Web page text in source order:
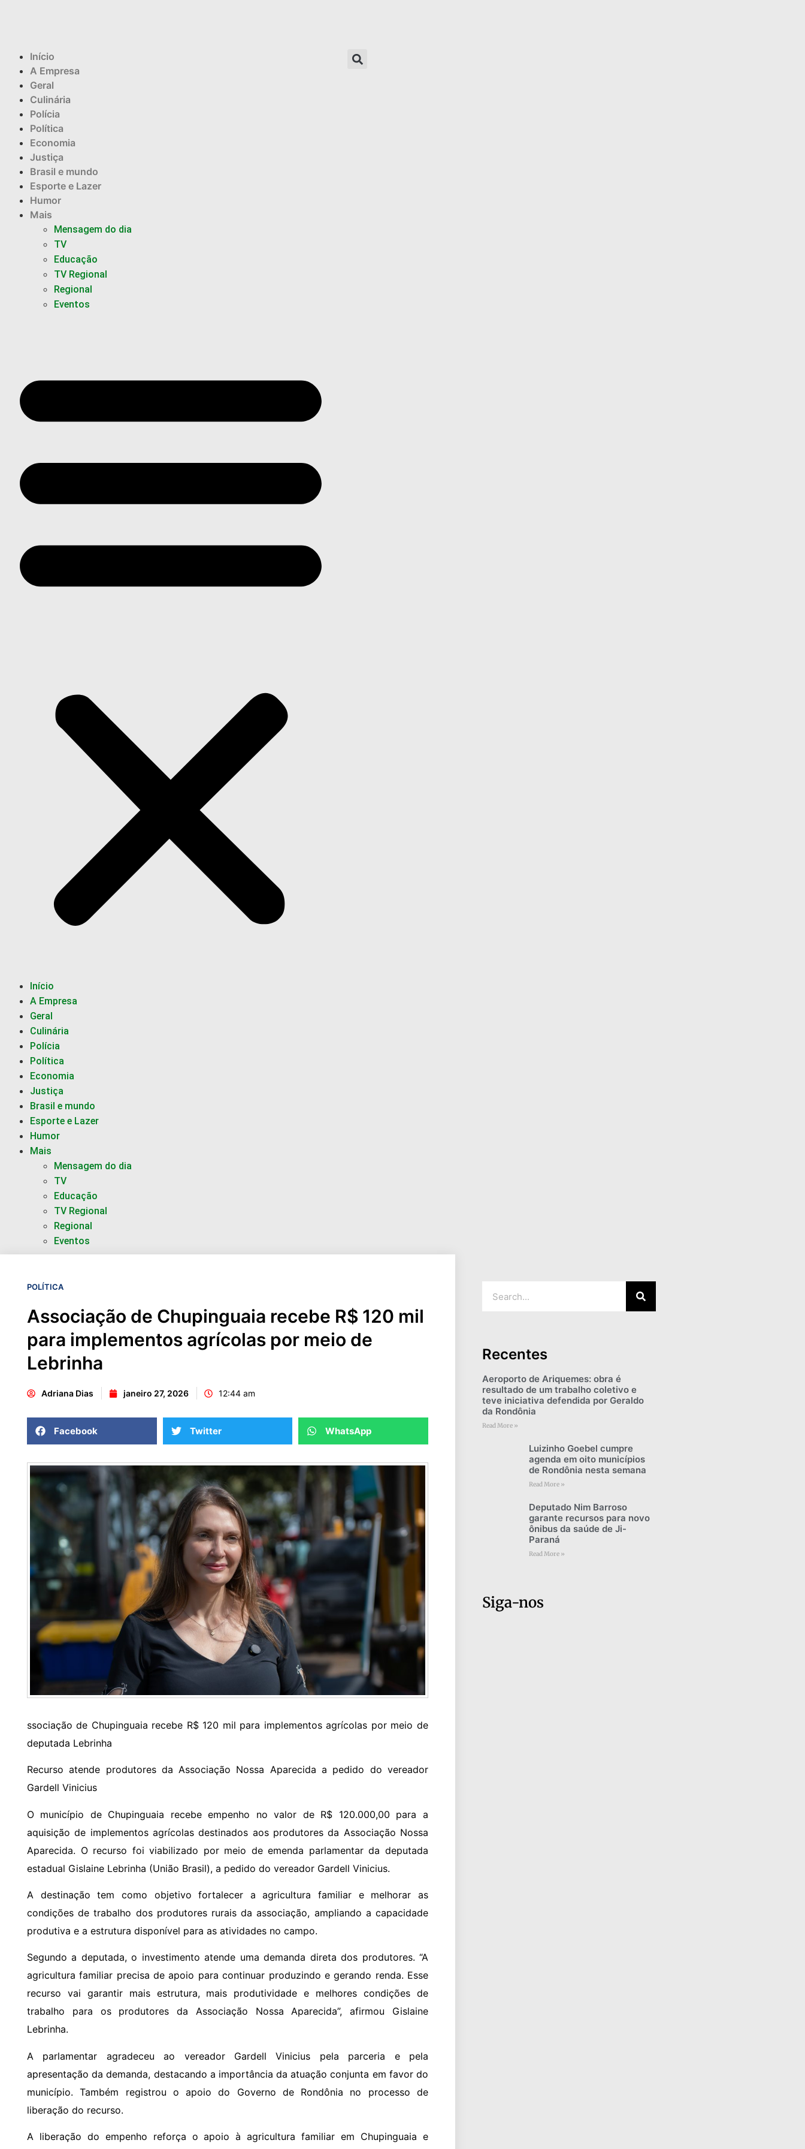
Início
A Empresa
Geral
Culinária
Polícia
Política
Economia
Justiça
Brasil e mundo
Esporte e Lazer
Humor
Mais
Mensagem do dia
TV
Educação
TV Regional
Regional
Eventos
Início
A Empresa
Geral
Culinária
Polícia
Política
Economia
Justiça
Brasil e mundo
Esporte e Lazer
Humor
Mais
Mensagem do dia
TV
Educação
TV Regional
Regional
Eventos
POLÍTICA
Associação de Chupinguaia recebe R$ 120 mil
para implementos agrícolas por meio de
Lebrinha
Adriana Dias janeiro 27, 2026 12:44 am
Facebook Twitter WhatsApp
ssociação de Chupinguaia recebe R$ 120 mil para implementos agrícolas por meio de
deputada Lebrinha
Recurso atende produtores da Associação Nossa Aparecida a pedido do vereador
Gardell Vinicius
O município de Chupinguaia recebe empenho no valor de R$ 120.000,00 para a
aquisição de implementos agrícolas destinados aos produtores da Associação Nossa
Aparecida. O recurso foi viabilizado por meio de emenda parlamentar da deputada
estadual Gislaine Lebrinha (União Brasil), a pedido do vereador Gardell Vinicius.
A destinação tem como objetivo fortalecer a agricultura familiar e melhorar as
condições de trabalho dos produtores rurais da associação, ampliando a capacidade
produtiva e a estrutura disponível para as atividades no campo.
Segundo a deputada, o investimento atende uma demanda direta dos produtores. “A
agricultura familiar precisa de apoio para continuar produzindo e gerando renda. Esse
recurso vai garantir mais estrutura, mais produtividade e melhores condições de
trabalho para os produtores da Associação Nossa Aparecida”, afirmou Gislaine
Lebrinha.
A parlamentar agradeceu ao vereador Gardell Vinicius pela parceria e pela
apresentação da demanda, destacando a importância da atuação conjunta em favor do
município. Também registrou o apoio do Governo de Rondônia no processo de
liberação do recurso.
A liberação do empenho reforça o apoio à agricultura familiar em Chupinguaia e
Recentes
Aeroporto de Ariquemes: obra é
resultado de um trabalho coletivo e
teve iniciativa defendida por Geraldo
da Rondônia
Read More »
Luizinho Goebel cumpre
agenda em oito municípios
de Rondônia nesta semana
Read More »
Deputado Nim Barroso
garante recursos para novo
ônibus da saúde de Ji-
Paraná
Read More »
Siga-nos